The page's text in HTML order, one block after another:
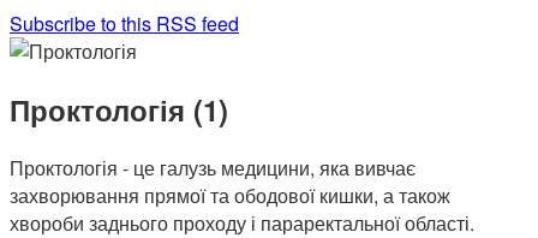
Subscribe to this RSS feed
Проктологія (1)
Проктологія - це галузь медицини, яка вивчає
захворювання прямої та ободової кишки, а також
хвороби заднього проходу і параректальної області.